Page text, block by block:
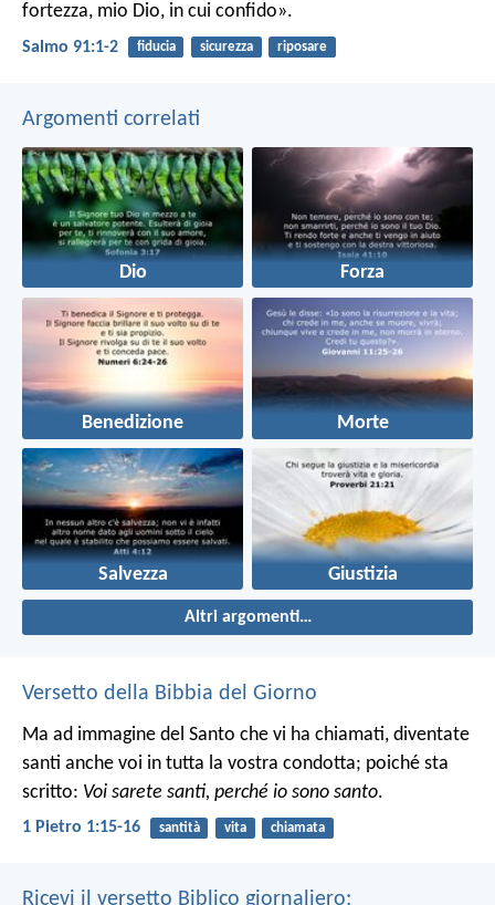
fortezza, mio Dio, in cui confido».
Salmo 91:1-2 fiducia sicurezza riposare
Argomenti correlati
Dio Forza
Benedizione Morte
Salvezza Giustizia
Altri argomenti…
Versetto della Bibbia del Giorno
Ma ad immagine del Santo che vi ha chiamati, diventate
santi anche voi in tutta la vostra condotta; poiché sta
scritto: Voi sarete santi, perché io sono santo.
1 Pietro 1:15-16 santità vita chiamata
Ricevi il versetto Biblico giornaliero: